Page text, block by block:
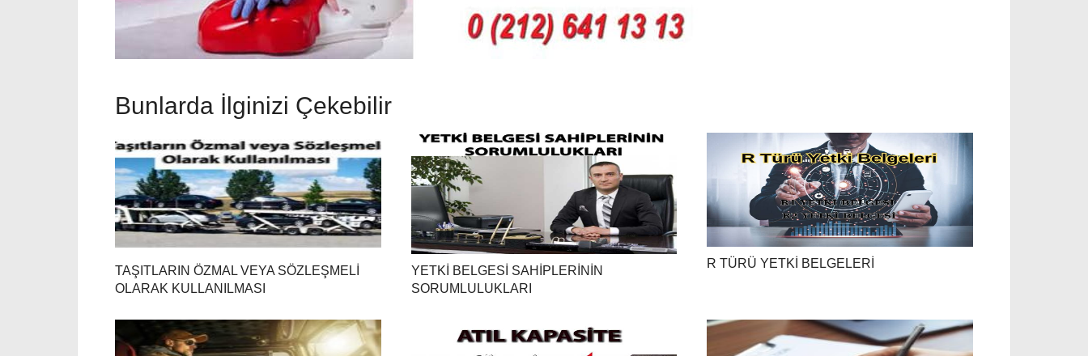
Bunlarda İlginizi Çekebilir
TAŞITLARIN ÖZMAL VEYA SÖZLEŞMELİ
OLARAK KULLANILMASI
YETKİ BELGESİ SAHİPLERİNİN
SORUMLULUKLARI
R TÜRÜ YETKİ BELGELERİ